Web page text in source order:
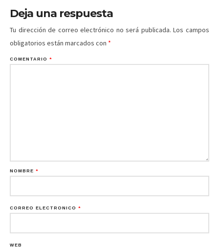
Deja una respuesta
Tu dirección de correo electrónico no será publicada. Los campos
obligatorios están marcados con *
COMENTARIO *
NOMBRE *
CORREO ELECTRÓNICO *
WEB